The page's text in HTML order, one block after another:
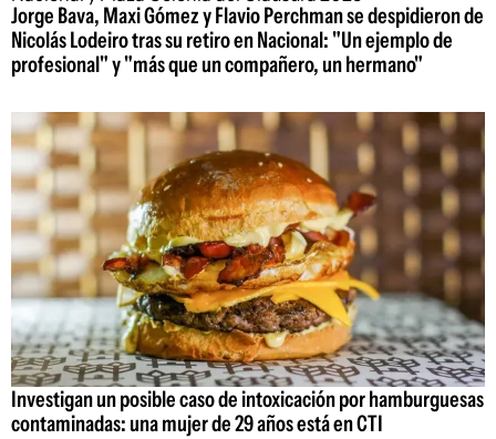
Jorge Bava, Maxi Gómez y Flavio Perchman se despidieron de
Nicolás Lodeiro tras su retiro en Nacional: "Un ejemplo de
profesional" y "más que un compañero, un hermano"
Investigan un posible caso de intoxicación por hamburguesas
contaminadas: una mujer de 29 años está en CTI